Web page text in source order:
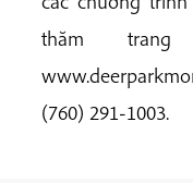
thăm
(760) 291-1003.